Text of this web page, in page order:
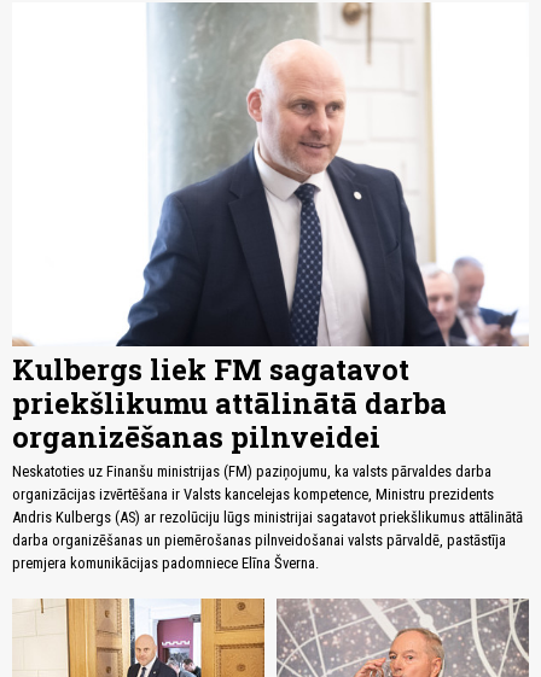
Kulbergs liek FM sagatavot
priekšlikumu attālinātā darba
organizēšanas pilnveidei
Neskatoties uz Finanšu ministrijas (FM) paziņojumu, ka valsts pārvaldes darba
organizācijas izvērtēšana ir Valsts kancelejas kompetence, Ministru prezidents
Andris Kulbergs (AS) ar rezolūciju lūgs ministrijai sagatavot priekšlikumus attālinātā
darba organizēšanas un piemērošanas pilnveidošanai valsts pārvaldē, pastāstīja
premjera komunikācijas padomniece Elīna Šverna.